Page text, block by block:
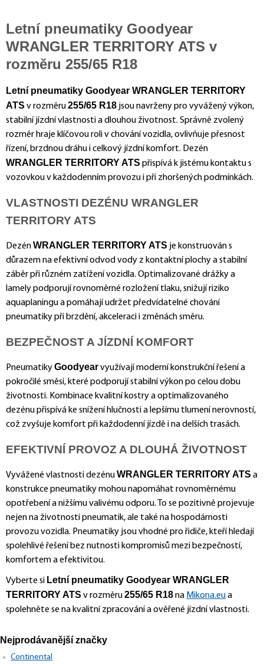
Letní pneumatiky Goodyear
WRANGLER TERRITORY ATS v
rozměru 255/65 R18
Letní pneumatiky Goodyear WRANGLER TERRITORY
ATS v rozměru255/65 R18 jsou navrženy pro vyvážený výkon,
stabilní jízdní vlastnosti a dlouhou životnost. Správně zvolený
rozměr hraje klíčovou roli v chování vozidla, ovlivňuje přesnost
řízení, brzdnou dráhu i celkový jízdní komfort. Dezén
WRANGLER TERRITORY ATS přispívá k jistému kontaktu s
vozovkou v každodenním provozu i při zhoršených podmínkách.
VLASTNOSTI DEZÉNU WRANGLER
TERRITORY ATS
DezénWRANGLER TERRITORY ATS je konstruován s
důrazem na efektivní odvod vody z kontaktní plochy a stabilní
záběr při různém zatížení vozidla. Optimalizované drážky a
lamely podporují rovnoměrné rozložení tlaku, snižují riziko
aquaplaningu a pomáhají udržet předvídatelné chování
pneumatiky při brzdění, akceleraci i změnách směru.
BEZPEČNOST A JÍZDNÍ KOMFORT
PneumatikyGoodyearvyužívají moderní konstrukční řešení a
pokročilé směsi, které podporují stabilní výkon po celou dobu
životnosti. Kombinace kvalitní kostry a optimalizovaného
dezénu přispívá ke snížení hlučnosti a lepšímu tlumení nerovností,
což zvyšuje komfort při každodenní jízdě i na delších trasách.
EFEKTIVNÍ PROVOZ A DLOUHÁ ŽIVOTNOST
Vyvážené vlastnosti dezénuWRANGLER TERRITORY ATS a
konstrukce pneumatiky mohou napomáhat rovnoměrnému
opotřebení a nižšímu valivému odporu. To se pozitivně projevuje
nejen na životnosti pneumatik, ale také na hospodárnosti
provozu vozidla. Pneumatiky jsou vhodné pro řidiče, kteří hledají
spolehlivé řešení bez nutnosti kompromisů mezi bezpečností,
komfortem a efektivitou.
Vyberte si Letní pneumatiky Goodyear WRANGLER
TERRITORY ATS v rozměru255/65 R18na Mikona.eua
spolehněte se na kvalitní zpracování a ověřené jízdní vlastnosti.
Nejprodávanější značky
Continental